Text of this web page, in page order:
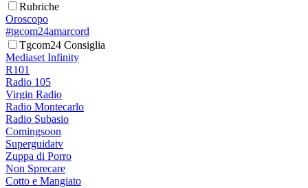
Rubriche
Oroscopo
#tgcom24amarcord
Tgcom24 Consiglia
Mediaset Infinity
R101
Radio 105
Virgin Radio
Radio Montecarlo
Radio Subasio
Comingsoon
Superguidatv
Zuppa di Porro
Non Sprecare
Cotto e Mangiato